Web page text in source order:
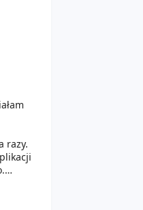
razy.
się